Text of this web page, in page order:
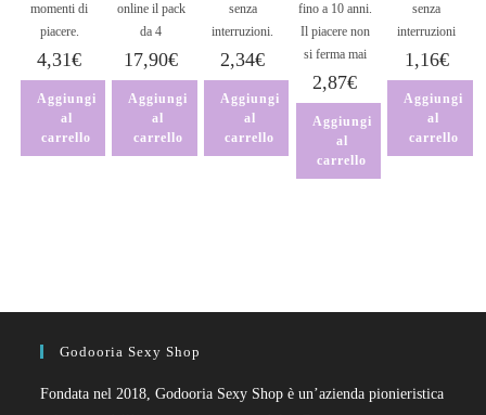
momenti di
piacere.
4,31€
Aggiungi
al
carrello
online il pack
da 4
17,90€
Aggiungi
al
carrello
senza
interruzioni.
2,34€
Aggiungi
al
carrello
fino a 10 anni.
Il piacere non
si ferma mai
2,87€
Aggiungi
al
carrello
senza
interruzioni
1,16€
Aggiungi
al
carrello
Godooria Sexy Shop
Fondata nel 2018, Godooria Sexy Shop è un’azienda pionieristica